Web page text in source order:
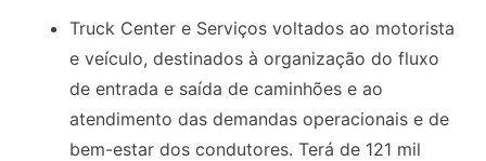
Truck Center e Serviços voltados ao motorista
e veículo, destinados à organização do fluxo
de entrada e saída de caminhões e ao
atendimento das demandas operacionais e de
bem-estar dos condutores. Terá de 121 mil